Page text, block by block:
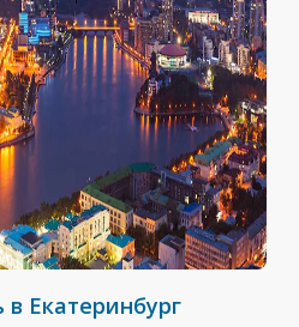
Екатеринбург